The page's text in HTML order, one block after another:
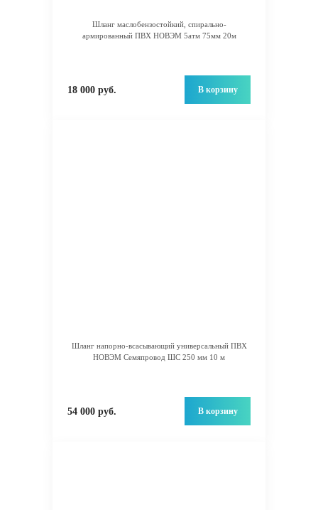
Шланг маслобензостойкий, спирально-
армированный ПВХ НОВЭМ 5атм 75мм 20м
18 000 руб. В корзину
Шланг напорно-всасывающий универсальный ПВХ
НОВЭМ Семяпровод ШС 250 мм 10 м
54 000 руб. В корзину